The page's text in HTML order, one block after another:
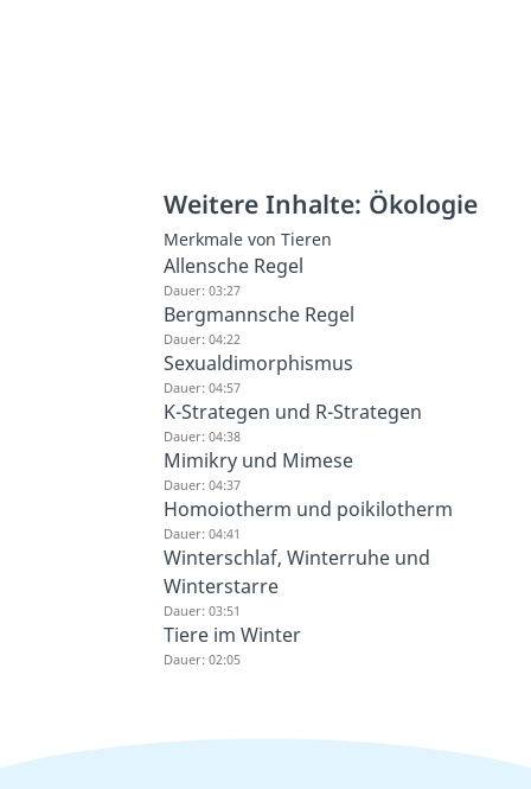
Weitere Inhalte: Ökologie
Merkmale von Tieren
Allensche Regel
Dauer: 03:27
Bergmannsche Regel
Dauer: 04:22
Sexualdimorphismus
Dauer: 04:57
K-Strategen und R-Strategen
Dauer: 04:38
Mimikry und Mimese
Dauer: 04:37
Homoiotherm und poikilotherm
Dauer: 04:41
Winterschlaf, Winterruhe und
Winterstarre
Dauer: 03:51
Tiere im Winter
Dauer: 02:05